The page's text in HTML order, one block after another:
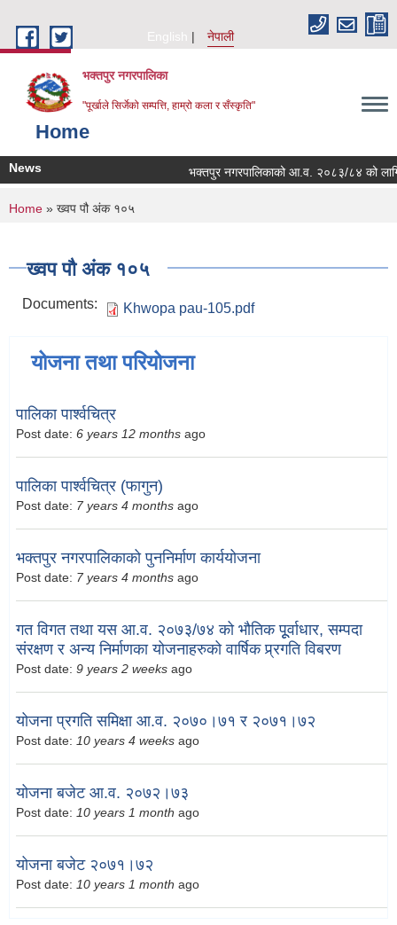
English
नेपाली
भक्तपुर नगरपालिका
"पूर्खाले सिर्जेको सम्पत्ति, हाम्रो कला र सँस्कृति"
Home
News भक्तपुर नगरपालिकाको आ.व. २०८३/८४ को लागि
You are here
Home » ख्वप पौ अंक १०५
ख्वप पौ अंक १०५
Documents: Khwopa pau-105.pdf
योजना तथा परियोजना
पालिका पार्श्वचित्र
Post date: 6 years 12 months ago
पालिका पार्श्वचित्र (फागुन)
Post date: 7 years 4 months ago
भक्तपुर नगरपालिकाको पुननिर्माण कार्ययोजना
Post date: 7 years 4 months ago
गत विगत तथा यस आ.व. २०७३/७४ को भौतिक पूूर्वाधार, सम्पदा
संरक्षण र अन्य निर्माणका योजनाहरुको वार्षिक प्र्रगति विबरण
Post date: 9 years 2 weeks ago
योजना प्रगति समिक्षा आ.व. २०७०।७१ र २०७१।७२
Post date: 10 years 4 weeks ago
योजना बजेट आ.व. २०७२।७३
Post date: 10 years 1 month ago
योजना बजेट २०७१।७२
Post date: 10 years 1 month ago